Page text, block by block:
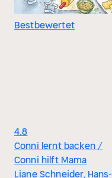
Bestbewertet
4.8
Conni lernt backen /
Conni hilft Mama
Liane Schneider, Hans-